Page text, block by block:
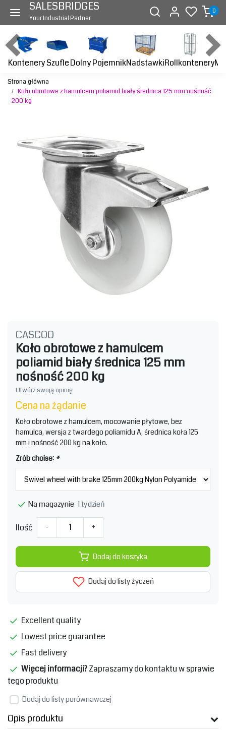
SALESBRIDGES
Your Industrial Partner
0
KontenerySzufleDolny PojemnikNadstawkiRollkontenery
Strona główna
Koło obrotowe z hamulcem poliamid biały średnica 125 mm nośność
200 kg
CASCOO
Koło obrotowe z hamulcem
poliamid biały średnica 125 mm
nośność 200 kg
Utwórz swoją opinię
Cena na żądanie
Koło obrotowe z hamulcem, mocowanie płytowe, bez
hamulca, wersja z twardego poliamidu A, średnica koła 125
mm i nośność 200 kg na koło.
Zrób choise: *
Na magazynie 1 tydzień
Ilość - +
Dodaj do koszyka
Dodaj do listy życzeń
Excellent quality
Lowest price guarantee
Fast delivery
Więcej informacji?Zapraszamy do kontaktu w sprawie
tego produktu
Dodaj do listy porównawczej
Opis produktu